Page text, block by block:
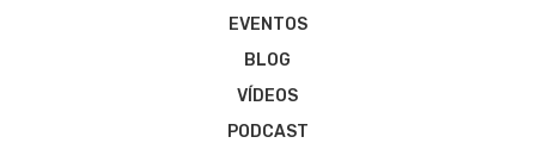
EVENTOS
BLOG
VÍDEOS
PODCAST